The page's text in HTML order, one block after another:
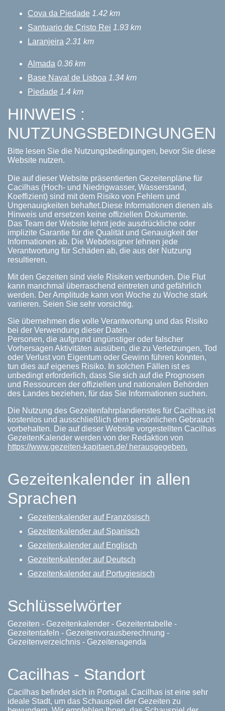
Cova da Piedade 1.42 km
Santuario de Cristo Rei 1.93 km
Laranjeira 2.31 km
Almada 0.36 km
Base Naval de Lisboa 1.34 km
Piedade 1.4 km
HINWEIS :
NUTZUNGSBEDINGUNGEN
Bitte lesen Sie die Nutzungsbedingungen, bevor Sie diese
Website nutzen.
Die auf dieser Website präsentierten Gezeitenpläne für
Cacilhas (Hoch- und Niedrigwasser, Wasserstand,
Koeffizient) sind mit dem Risiko von Fehlern und
Ungenauigkeiten behaftet.Diese Informationen dienen als
Hinweis und ersetzen keine offiziellen Dokumente.
Das Team der Website lehnt jede ausdrückliche oder
implizite Garantie für die Qualität und Genauigkeit der
Informationen ab. Die Webdesigner lehnen jede
Verantwortung für Schäden ab, die aus der Nutzung
resultieren.
Mit den Gezeiten sind viele Risiken verbunden. Die Flut
kann manchmal überraschend eintreten und gefährlich
werden. Der Amplitude kann von Woche zu Woche stark
variieren. Seien Sie sehr vorsichtig.
Sie übernehmen die volle Verantwortung und das Risiko
bei der Verwendung dieser Daten.
Personen, die aufgrund ungünstiger oder falscher
Vorhersagen Aktivitäten ausüben, die zu Verletzungen, Tod
oder Verlust von Eigentum oder Gewinn führen könnten,
tun dies auf eigenes Risiko. In solchen Fällen ist es
unbedingt erforderlich, dass Sie sich auf die Prognosen
und Ressourcen der offiziellen und nationalen Behörden
des Landes beziehen, für das Sie Informationen suchen.
Die Nutzung des Gezeitenfahrplandienstes für Cacilhas ist
kostenlos und ausschließlich dem persönlichen Gebrauch
vorbehalten. Die auf dieser Website vorgestellten Cacilhas
GezeitenKalender werden von der Redaktion von
https://www.gezeiten-kapitaen.de/ herausgegeben.
Gezeitenkalender in allen
Sprachen
Gezeitenkalender auf Französisch
Gezeitenkalender auf Spanisch
Gezeitenkalender auf Englisch
Gezeitenkalender auf Deutsch
Gezeitenkalender auf Portugiesisch
Schlüsselwörter
Gezeiten - Gezeitenkalender - Gezeitentabelle -
Gezeitentafeln - Gezeitenvorausberechnung -
Gezeitenverzeichnis - Gezeitenagenda
Cacilhas - Standort
Cacilhas befindet sich in Portugal. Cacilhas ist eine sehr
ideale Stadt, um das Schauspiel der Gezeiten zu